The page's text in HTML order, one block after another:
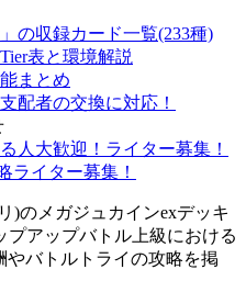
の収録カード一覧(233種)
表と環境解説
まとめ
配者の交換に対応！
人大歓迎！ライター募集！
ライター募集！
)のメガジュカインexデッキ
アップバトル上級における
やバトルトライの攻略を掲